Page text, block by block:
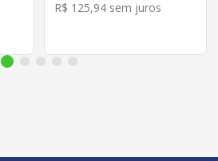
R$ 125,94 sem juros